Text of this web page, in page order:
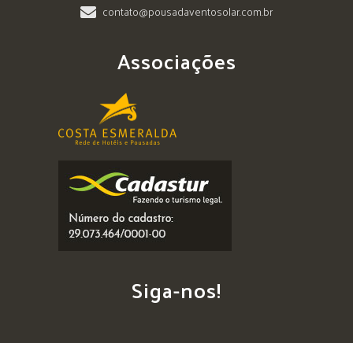
contato@pousadaventosolar.com.br
Associações
Siga-nos!